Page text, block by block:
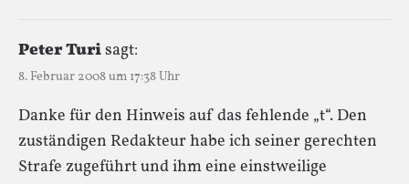
Peter Turisagt:
8. Februar 2008 um 17:38 Uhr
Danke für den Hinweis auf das fehlende „t“. Den
zuständigen Redakteur habe ich seiner gerechten
Strafe zugeführt und ihm eine einstweilige